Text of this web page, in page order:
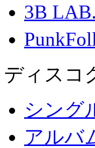
3B
ディスコ
シング
アルバ